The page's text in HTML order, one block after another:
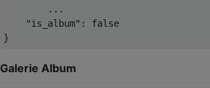
        ...
"is_album" : false
Galerie Album